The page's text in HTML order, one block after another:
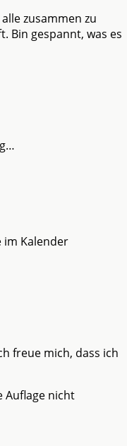
zusammen zu
Bin gespannt, was es
im Kalender
freue mich, dass ich
Auflage nicht